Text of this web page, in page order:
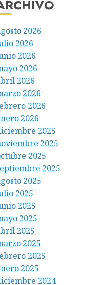
2026
2026
2026
2026
2026
2026
2026
2026
2025
2025
2025
2025
2025
2025
2025
2025
2025
2025
2025
2025
2024